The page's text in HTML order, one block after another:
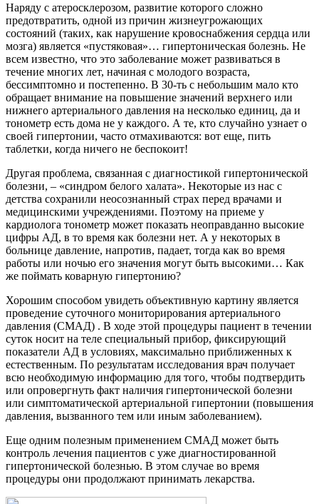
Наряду с атеросклерозом, развитие которого сложно
предотвратить, одной из причин жизнеугрожающих
состояний (таких, как нарушение кровоснабжения сердца или
мозга) является «пустяковая»… гипертоническая болезнь. Не
всем известно, что это заболевание может развиваться в
течение многих лет, начиная с молодого возраста,
бессимптомно и постепенно. В 30-ть с небольшим мало кто
обращает внимание на повышение значений верхнего или
нижнего артериального давления на несколько единиц, да и
тонометр есть дома не у каждого. А те, кто случайно узнает о
своей гипертонии, часто отмахиваются: вот еще, пить
таблетки, когда ничего не беспокоит!
Другая проблема, связанная с диагностикой гипертонической
болезни, – «синдром белого халата». Некоторые из нас с
детства сохранили неосознанный страх перед врачами и
медицинскими учреждениями. Поэтому на приеме у
кардиолога тонометр может показать неоправданно высокие
цифры АД, в то время как болезни нет. А у некоторых в
больнице давление, напротив, падает, тогда как во время
работы или ночью его значения могут быть высокими… Как
же поймать коварную гипертонию?
Хорошим способом увидеть объективную картину является
проведение суточного мониторирования артериального
давления (СМАД) . В ходе этой процедуры пациент в течении
суток носит на теле специальный прибор, фиксирующий
показатели АД в условиях, максимально приближенных к
естественным. По результатам исследования врач получает
всю необходимую информацию для того, чтобы подтвердить
или опровергнуть факт наличия гипертонической болезни
или симптоматической артериальной гипертонии (повышения
давления, вызванного тем или иным заболеванием).
Еще одним полезным применением СМАД может быть
контроль лечения пациентов с уже диагностированной
гипертонической болезнью. В этом случае во время
процедуры они продолжают принимать лекарства.